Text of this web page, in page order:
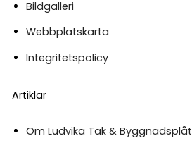
Bildgalleri
Webbplatskarta
Integritetspolicy
Artiklar
Om Ludvika Tak & Byggnadsplåt